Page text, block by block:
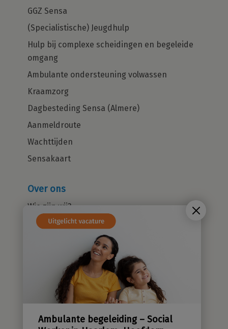
Ambulante begeleiding – Social
GGZ Sensa
(Specialistische) Jeugdhulp
Hulp bij complexe scheidingen en begeleide
omgang
Ambulante ondersteuning volwassen
Kraamzorg
Dagbesteding Sensa (Almere)
Aanmeldroute
Wachttijden
Sensakaart
Over ons
Wie zijn wij?
Cliëntenraad
Sensatieve methodiek
Groene zorg
Stichting Sensa
Contact